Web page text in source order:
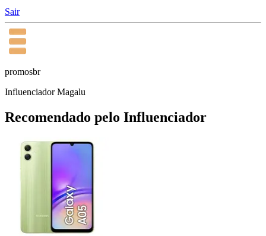
Sair
promosbr
Influenciador Magalu
Recomendado pelo Influenciador